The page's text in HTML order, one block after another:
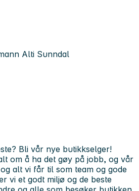
Alti Sunndal
Bli vår nye butikkselger!
om å ha det gøy på jobb, og vår
alt vi får til som team og gode
vi et godt miljø og de beste